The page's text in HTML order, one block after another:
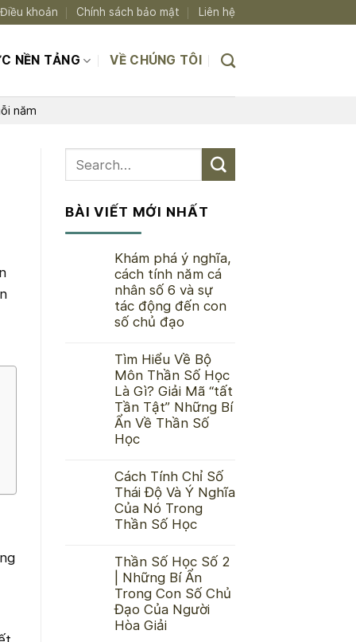
Điều khoản Chính sách bảo mật Liên hệ
NỀN TẢNG VỀ CHÚNG TÔI
năm
BÀI VIẾT MỚI NHẤT
Khám phá ý nghĩa,
cách tính năm cá
nhân số 6 và sự
tác động đến con
số chủ đạo
Tìm Hiểu Về Bộ
Môn Thần Số Học
Là Gì? Giải Mã “tất
Tần Tật” Những Bí
Ẩn Về Thần Số
Học
Cách Tính Chỉ Số
Thái Độ Và Ý Nghĩa
Của Nó Trong
Thần Số Học
Thần Số Học Số 2
| Những Bí Ẩn
Trong Con Số Chủ
Đạo Của Người
Hòa Giải